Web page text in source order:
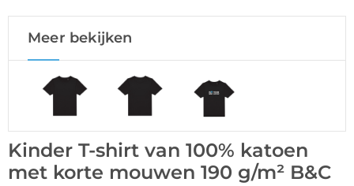
Meer bekijken
Kinder T-shirt van 100% katoen
met korte mouwen 190 g/m² B&C